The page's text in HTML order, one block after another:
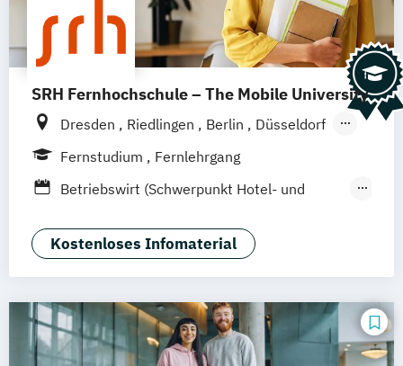
SRH Fernhochschule – The Mobile University
Dresden Riedlingen Berlin
Düsseldorf
Hamburg
Hannover Köln
Mannheim
Wertheim Wien
Frankfurt am Main Hamm Zürich
Fernstudium
Fernlehrgang
Betriebswirt (Schwerpunkt Hotel- und
Betriebswirtschaft und Hotelmanagement
Kostenloses Infomaterial